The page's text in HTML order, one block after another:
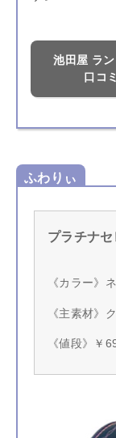
池田屋 ラ
口コミ
ふわりぃ
プラチナセ
《カラー》
《主素材》
《値段》￥